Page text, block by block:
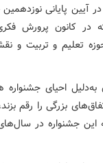
روز ۳۰ شهریور ۱۴۰۳ در آیین
در کانون پرورش
تعلیم و تربیت و
به‌دلیل احیای
بزرگی را رقم
این جشنواره در